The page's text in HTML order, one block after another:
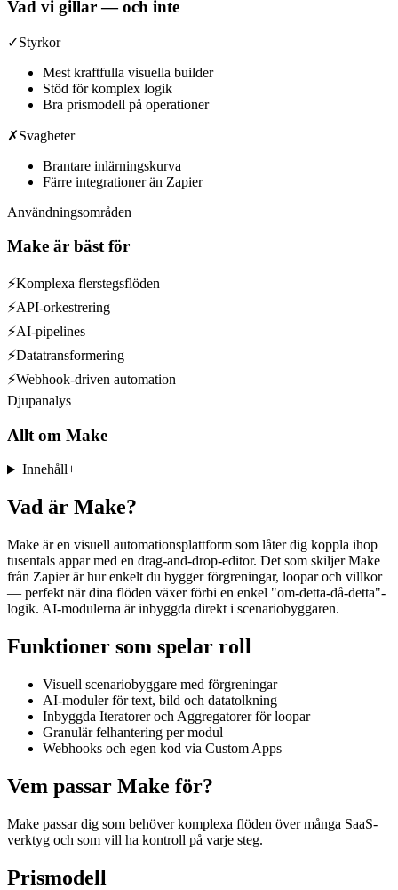
Vad vi gillar — och inte
✓Styrkor
Mest kraftfulla visuella builder
Stöd för komplex logik
Bra prismodell på operationer
✗Svagheter
Brantare inlärningskurva
Färre integrationer än Zapier
Användningsområden
Make är bäst för
⚡Komplexa flerstegsflöden
⚡API-orkestrering
⚡AI-pipelines
⚡Datatransformering
⚡Webhook-driven automation
Djupanalys
Allt om Make
Innehåll+
Vad är Make?
Make är en visuell automationsplattform som låter dig koppla ihop
tusentals appar med en drag-and-drop-editor. Det som skiljer Make
från Zapier är hur enkelt du bygger förgreningar, loopar och villkor
— perfekt när dina flöden växer förbi en enkel "om-detta-då-detta"-
logik. AI-modulerna är inbyggda direkt i scenariobyggaren.
Funktioner som spelar roll
Visuell scenariobyggare med förgreningar
AI-moduler för text, bild och datatolkning
Inbyggda Iteratorer och Aggregatorer för loopar
Granulär felhantering per modul
Webhooks och egen kod via Custom Apps
Vem passar Make för?
Make passar dig som behöver komplexa flöden över många SaaS-
verktyg och som vill ha kontroll på varje steg.
Prismodell